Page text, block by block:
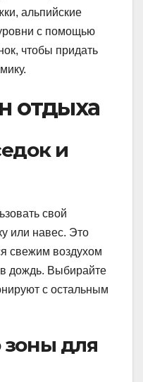
альпийские
с помощью
чтобы придать
отдыха
и
свой
или навес. Это
свежим воздухом
в дождь. Выбирайте
с остальным
зоны для